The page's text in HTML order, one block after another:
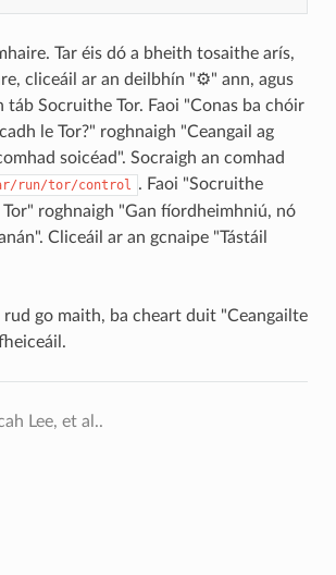
Tar éis dó a bheith tosaithe arís,
cliceáil ar an deilbhín "⚙" ann, agus
táb Socruithe Tor. Faoi "Conas ba chóir
le Tor?" roghnaigh "Ceangail ag
soicéad". Socraigh an comhad
run/tor/control
. Faoi "Socruithe
roghnaigh "Gan fíordheimhniú, nó
Cliceáil ar an gcnaipe "Tástáil
rud go maith, ba cheart duit "Ceangailte
Lee, et al..